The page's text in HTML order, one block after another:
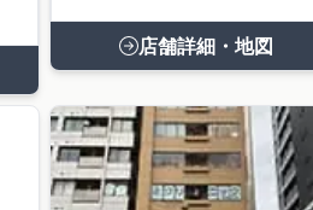
店舗詳細・地図